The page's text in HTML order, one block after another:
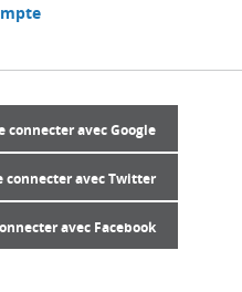
connecter avec Google
connecter avec Twitter
avec Facebook